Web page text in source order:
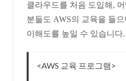
클라우드를 처음 도입해,
분들도 AWS의 교육을 들
이해도를 높일 수 있습니다.
<AWS 교육 프로그램>